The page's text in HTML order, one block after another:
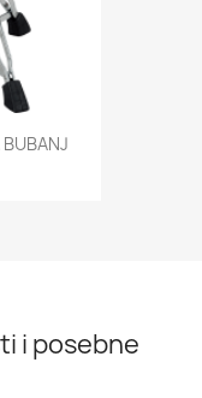
i posebne